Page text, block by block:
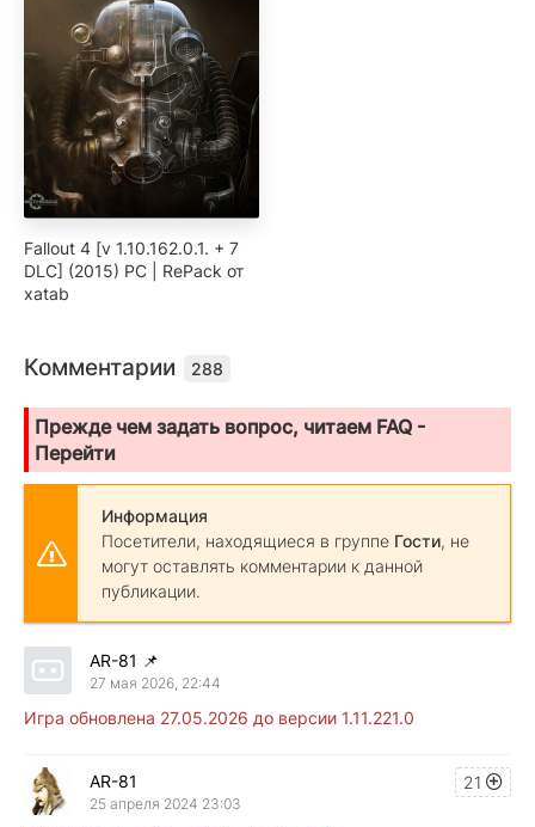
Fallout 4 [v 1.10.162.0.1. + 7
DLC] (2015) PC | RePack от
xatab
Комментарии 288
Прежде чем задать вопрос, читаем FAQ -
Перейти
Информация
Посетители, находящиеся в группе Гости, не
могут оставлять комментарии к данной
публикации.
AR-81 📌
27 мая 2026, 22:44
Игра обновлена 27.05.2026 до версии 1.11.221.0
21
AR-81
25 апреля 2024 23:03